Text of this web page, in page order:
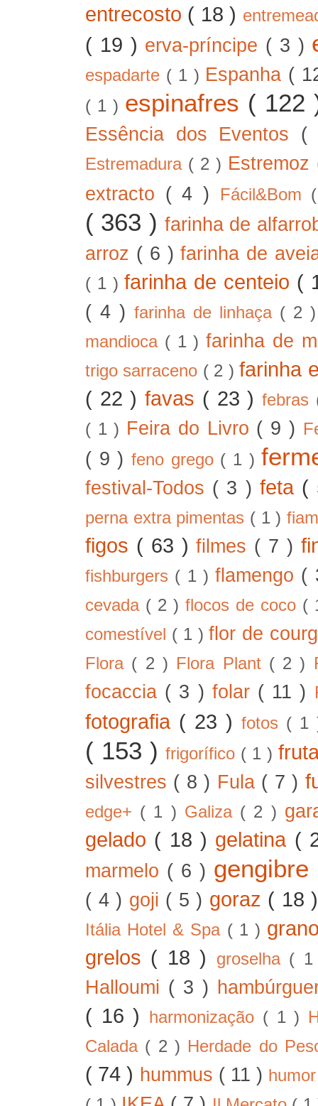
entrecosto ( 18 )
( 19 ) erva-príncipe ( 3 )
espadarte ( 1 ) Espanha (
( 1 ) espinafres (
Essência dos Eventos (
Estremadura ( 2 ) Estremoz
extracto ( 4 ) Fácil&Bom
( 363 )farinha de
arroz ( 6 )farinha de
( 1 )farinha de centeio (
( 4 ) farinha de linhaça ( 2
mandioca ( 1 )farinha de
trigo sarraceno ( 2 )farinha
( 22 )favas ( 23 ) febras
( 1 ) Feira do Livro ( 9 )
( 9 ) feno grego ( 1 )
festival-Todos ( 3 ) feta (
perna extra pimentas ( 1 )
figos ( 63 )filmes ( 7 )
fishburgers ( 1 )flamengo (
cevada ( 2 )flocos de coco (
comestível ( 1 )flor de
Flora ( 2 ) Flora Plant ( 2 )
focaccia ( 3 ) folar ( 11 )
fotografia ( 23 ) fotos (
( 153 )frigorífico ( 1 )
silvestres ( 8 ) Fula ( 7 )
edge+ ( 1 ) Galiza ( 2 )
gelado ( 18 ) gelatina (
marmelo ( 6 ) gengibre
( 4 ) goji ( 5 ) goraz ( 18
Itália Hotel & Spa ( 1 )
grelos ( 18 ) groselha (
Halloumi ( 3 )
( 16 ) harmonização ( 1 )
Calada ( 2 ) Herdade do
( 74 ) hummus ( 11 )